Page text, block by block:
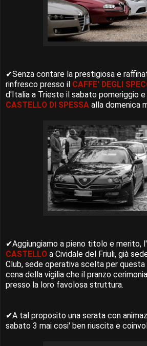
✔Senza contare la prestigiosa e
rinfresco presso il CAFFE' DEGLI
d'Italia a Trieste il sabato pomeriggio
CASTELLO DI SPESSA alla domenica
✔Aggiungiamo a pieno titolo e merito,
CASTELLO a Cividale del Friuli, già
Club, sede operativa scelta per questa
cena della vigilia che il pranzo
presso la loro favolosa struttura.
✔A tal proposito una serata con
sabato 3 mai cosi' ben riuscita e